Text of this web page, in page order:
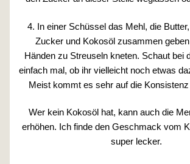
4. In einer Schüssel das Mehl, die
Zucker und Kokosöl zusammen
Händen zu Streuseln kneten. Schaut bei
einfach mal, ob ihr vielleicht noch etwas
Meist kommt es sehr auf die
Wer kein Kokosöl hat, kann auch die
erhöhen. Ich finde den Geschmack vom
super lecker.